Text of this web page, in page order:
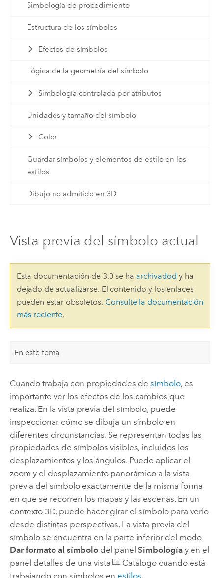
Simbología de procedimiento
Estructura de los símbolos
Efectos de símbolos
Lógica de la geometría del símbolo
Simbología controlada por atributos
Unidades y tamaño del símbolo
Color
Guardar símbolos y elementos de estilo en los
estilos
Dibujo no admitido en 3D
Vista previa del símbolo actual
Esta documentación de 3.0 se ha archivadod y ha
dejado de actualizarse. El contenido y los enlaces
pueden estar obsoletos. Consulte la documentación
más reciente.
En este tema
Cuando trabaja con propiedades de símbolo, es
importante ver los efectos de los cambios que
realiza. En la vista previa del símbolo, puede
inspeccionar cómo se dibuja un símbolo en
diferentes circunstancias. Se representan todas las
propiedades de símbolos visibles, incluidos los
desplazamientos y los ángulos. Puede aplicar el
zoom y el desplazamiento panorámico a la vista
previa del símbolo exactamente de la misma forma
en que se recorren los mapas y las escenas. En un
contexto 3D, puede hacer girar el símbolo para verlo
desde distintas perspectivas. La vista previa del
símbolo se encuentra en la parte inferior del modo
Dar formato al símbolodel panel Simbologíay en el
panel detalles de una vista
Catálogo cuando está
trabajando con símbolos en estilos.